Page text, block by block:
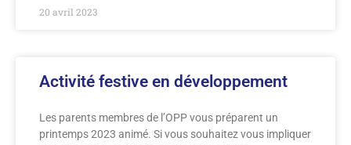
20 avril 2023
Activité festive en développement
Les parents membres de l’OPP vous préparent un
printemps 2023 animé. Si vous souhaitez vous impliquer